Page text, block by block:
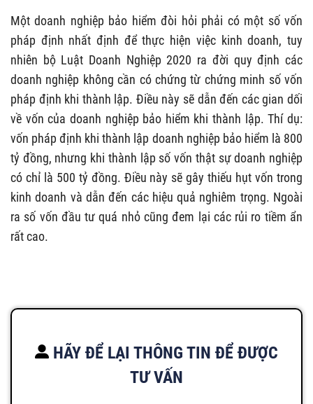
Một doanh nghiệp bảo hiểm đòi hỏi phải có một số vốn
pháp định nhất định để thực hiện việc kinh doanh, tuy
nhiên bộ Luật Doanh Nghiệp 2020 ra đời quy định các
doanh nghiệp không cần có chứng từ chứng minh số vốn
pháp định khi thành lập. Điều này sẽ dẫn đến các gian dối
về vốn của doanh nghiệp bảo hiểm khi thành lập. Thí dụ:
vốn pháp định khi thành lập doanh nghiệp bảo hiểm là 800
tỷ đồng, nhưng khi thành lập số vốn thật sự doanh nghiệp
có chỉ là 500 tỷ đồng. Điều này sẽ gây thiếu hụt vốn trong
kinh doanh và dẫn đến các hiệu quả nghiêm trọng. Ngoài
ra số vốn đầu tư quá nhỏ cũng đem lại các rủi ro tiềm ẩn
rất cao.
HÃY ĐỂ LẠI THÔNG TIN ĐỂ ĐƯỢC
TƯ VẤN